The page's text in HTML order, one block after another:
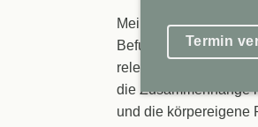
Termin
Meine Behandlungen
Befund. Ich beziehe
relevant sind. Mein
die Zusammenhänge
und die körpereigene